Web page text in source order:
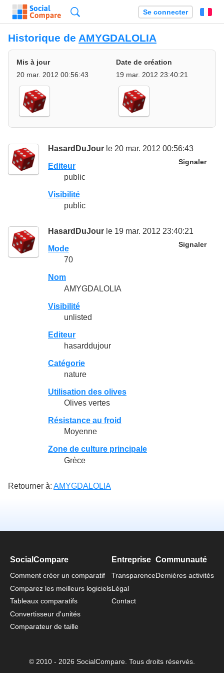
Se connecter
Historique de AMYGDALOLIA
Mis à jour
20 mar. 2012 00:56:43
Date de création
19 mar. 2012 23:40:21
HasardDuJour le 20 mar. 2012 00:56:43
Signaler
Editeur
public
Visibilité
public
HasardDuJour le 19 mar. 2012 23:40:21
Signaler
Mode
70
Nom
AMYGDALOLIA
Visibilité
unlisted
Editeur
hasarddujour
Catégorie
nature
Utilisation des olives
Olives vertes
Résistance au froid
Moyenne
Zone de culture principale
Grèce
Retourner à: AMYGDALOLIA
SocialCompare
Comment créer un comparatif
Comparez les meilleurs logiciels
Tableaux comparatifs
Convertisseur d'unités
Comparateur de taille
Entreprise
Transparence
Légal
Contact
Communauté
Dernières activités
© 2010 - 2026 SocialCompare. Tous droits réservés.